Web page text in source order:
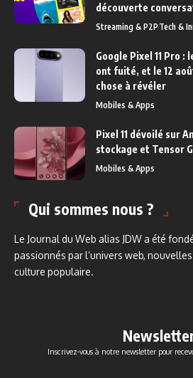
découverte
Streaming & P2PTech &
Google Pixel 11 Pro
ont fuité, et le 12
chose à révéler
Mobiles & Apps
Pixel 11 dévoilé sur
stockage et Tensor
Mobiles & Apps
Qui sommes nous ?
Le Journal du Web alias JDW a été
passionnés par l’univers web,
culture populaire.
Inscrivez-vous à notre newsletter pour